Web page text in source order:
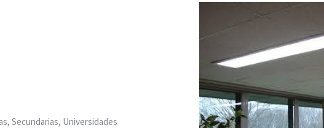
Secundarias, Universidades